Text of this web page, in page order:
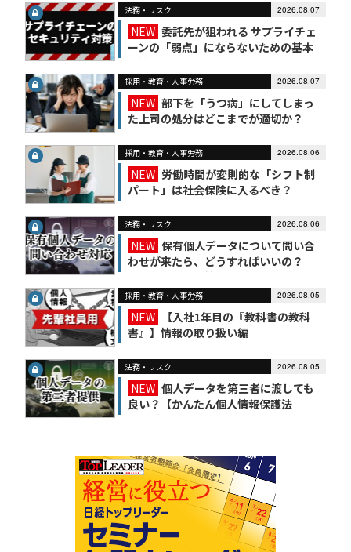
法務・リスク 2026.08.07
NEW 委託先が狙われる サプライチェ
ーンの「弱点」にならないための基本
採用・教育・人事労務 2026.08.07
NEW 部下を「うつ病」にしてしまっ
た上司の処分はどこまでが適切か？
採用・教育・人事労務 2026.08.06
NEW 労働時間が変則的な「シフト制
パート」は社会保険に入るべき？
法務・リスク 2026.08.06
NEW 保有個人データについて問い合
わせが来たら、どうすればいいの？
【かんたん個人情報保護法（7）】
採用・教育・人事労務 2026.08.05
NEW
【入社1年目の『教科書の教科
書』】情報の取り扱い編
法務・リスク 2026.08.05
NEW 個人データを第三者に渡しても
良い？【かんたん個人情報保護法